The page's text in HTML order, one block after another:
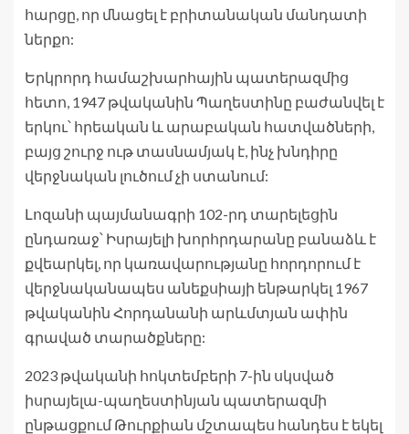
հարցը, որ մնացել է բրիտանական մանդատի
ներքո:
Երկրորդ համաշխարհային պատերազմից
հետո, 1947 թվականին Պաղեստինը բաժանվել է
երկու՝ հրեական և արաբական հատվածների,
բայց շուրջ ութ տասնամյակ է, ինչ խնդիրը
վերջնական լուծում չի ստանում:
Լոզանի պայմանագրի 102-րդ տարելեցին
ընդառաջ՝ Իսրայելի խորհրդարանը բանաձև է
քվեարկել, որ կառավարությանը հորդորում է
վերջնականապես անեքսիայի ենթարկել 1967
թվականին Հորդանանի արևմտյան ափին
գրաված տարածքները:
2023 թվականի հոկտեմբերի 7-ին սկսված
իսրայելա-պաղեստինյան պատերազմի
ընթացքում Թուրքիան մշտապես հանդես է եկել